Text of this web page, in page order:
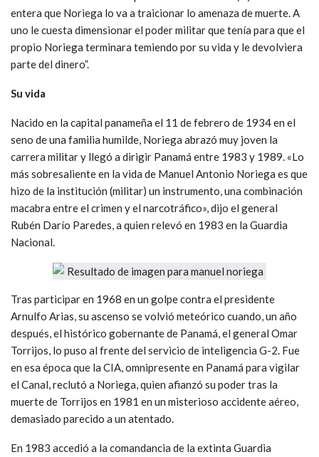
entera que Noriega lo va a traicionar lo amenaza de muerte. A
uno le cuesta dimensionar el poder militar que tenía para que el
propio Noriega terminara temiendo por su vida y le devolviera
parte del dinero”.
Su vida
Nacido en la capital panameña el 11 de febrero de 1934 en el
seno de una familia humilde, Noriega abrazó muy joven la
carrera militar y llegó a dirigir Panamá entre 1983 y 1989. «Lo
más sobresaliente en la vida de Manuel Antonio Noriega es que
hizo de la institución (militar) un instrumento, una combinación
macabra entre el crimen y el narcotráfico», dijo el general
Rubén Darío Paredes, a quien relevó en 1983 en la Guardia
Nacional.
Tras participar en 1968 en un golpe contra el presidente
Arnulfo Arias, su ascenso se volvió meteórico cuando, un año
después, el histórico gobernante de Panamá, el general Omar
Torrijos, lo puso al frente del servicio de inteligencia G-2. Fue
en esa época que la CIA, omnipresente en Panamá para vigilar
el Canal, reclutó a Noriega, quien afianzó su poder tras la
muerte de Torrijos en 1981 en un misterioso accidente aéreo,
demasiado parecido a un atentado.
En 1983 accedió a la comandancia de la extinta Guardia